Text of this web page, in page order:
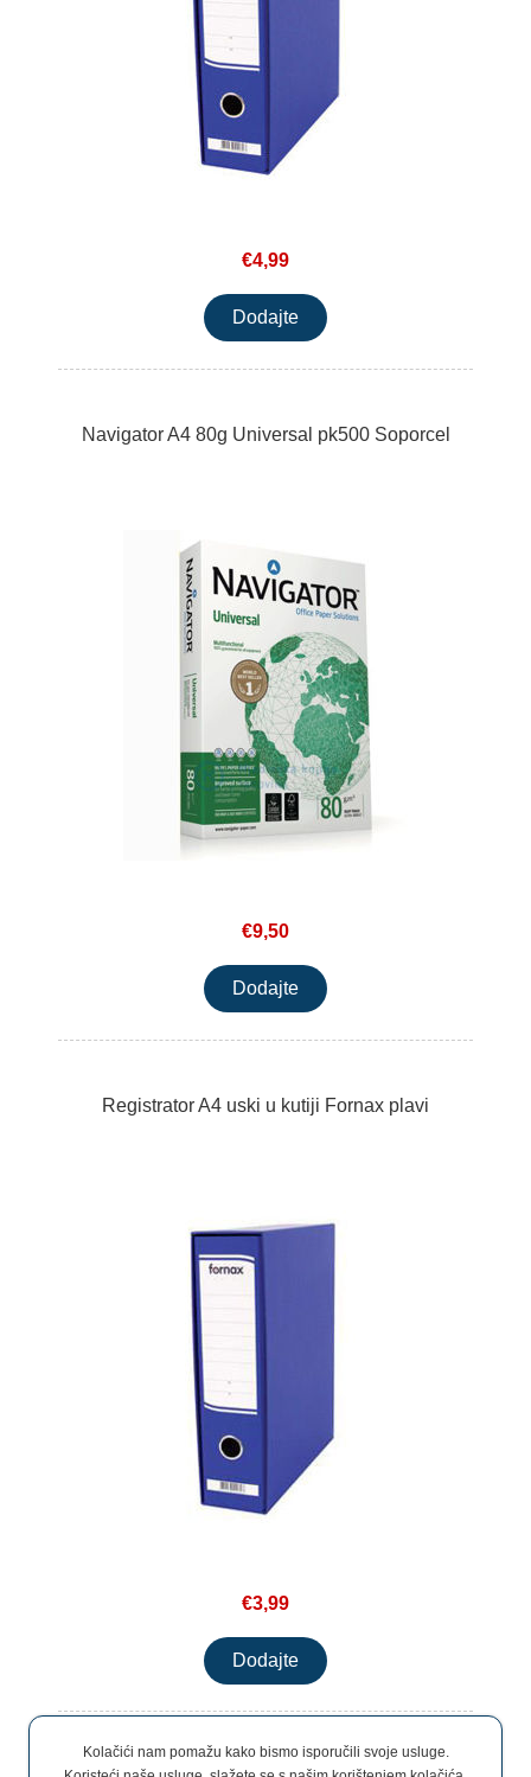
€4,99
Navigator A4 80g Universal pk500 Soporcel
€9,50
Registrator A4 uski u kutiji Fornax plavi
€3,99
Kolačići nam pomažu kako bismo isporučili svoje usluge.